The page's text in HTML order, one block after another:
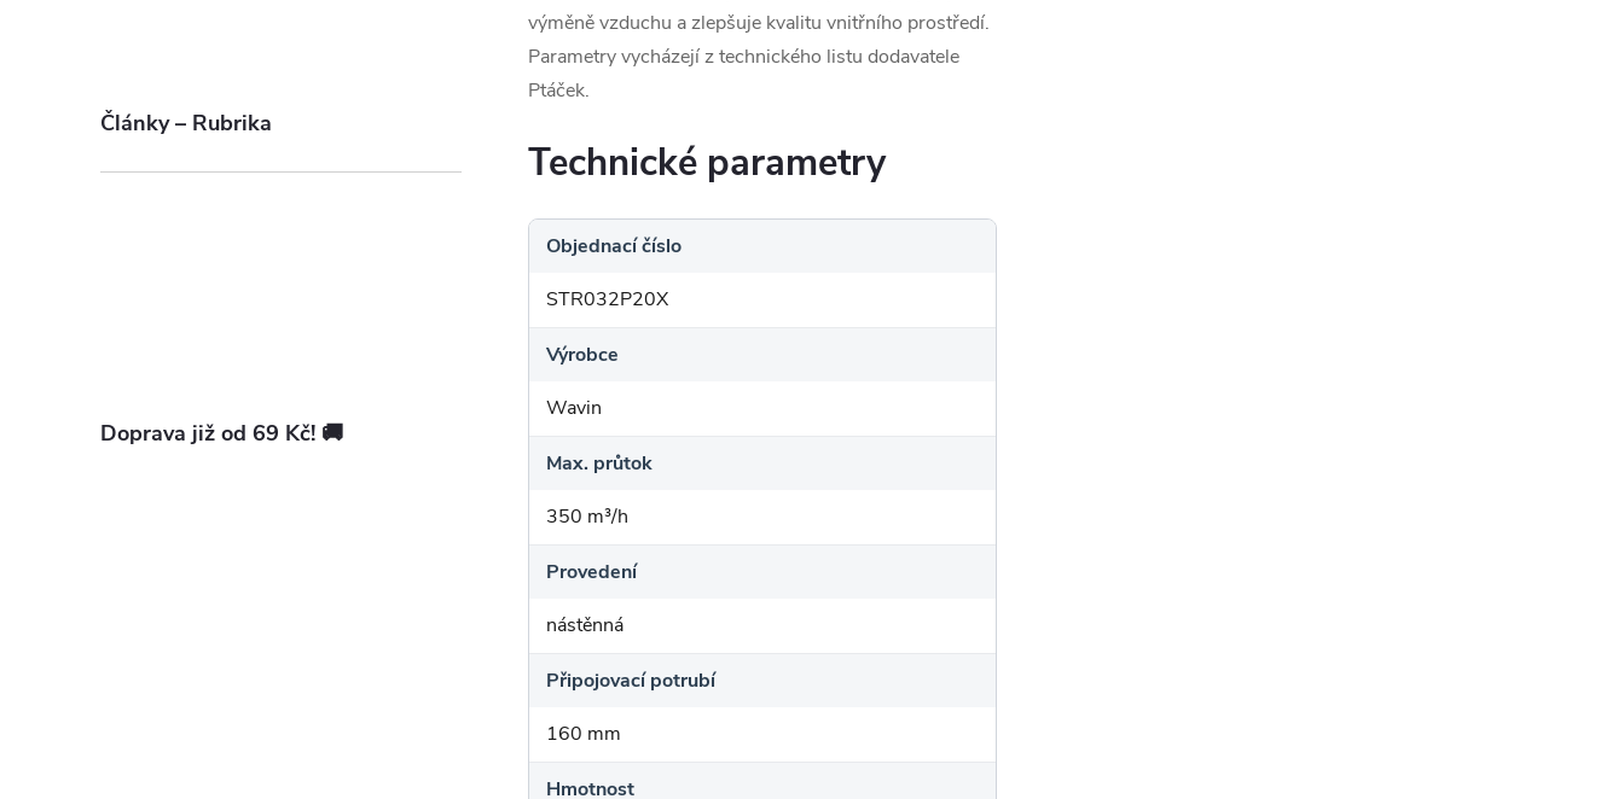
Články – Rubrika
Doprava již od 69 Kč! 🚚
výměně vzduchu a zlepšuje kvalitu vnitřního prostředí.
Parametry vycházejí z technického listu dodavatele
Ptáček.
Technické parametry
Objednací číslo
STR032P20X
Výrobce
Wavin
Max. průtok
350 m³/h
Provedení
nástěnná
Připojovací potrubí
160 mm
Hmotnost